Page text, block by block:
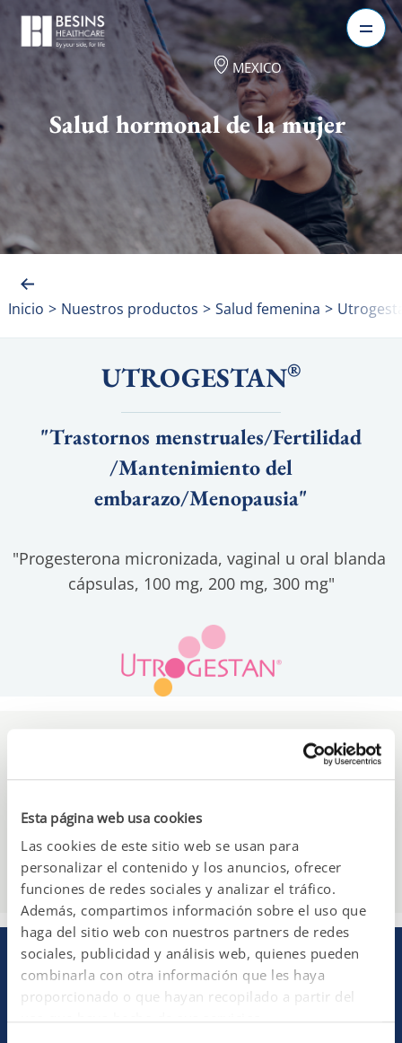
Esta página web usa cookies
Las cookies de este sitio web se usan para
personalizar el contenido y los anuncios, ofrecer
funciones de redes sociales y analizar el tráfico.
Además, compartimos información sobre el uso que
haga del sitio web con nuestros partners de redes
sociales, publicidad y análisis web, quienes pueden
combinarla con otra información que les haya
proporcionado o que hayan recopilado a partir del
MEXICO
Salud hormonal de la mujer
Inicio > Nuestros productos > Salud femenina >
UTROGESTAN®
"Trastornos menstruales/Fertilidad
/Mantenimiento del
embarazo/Menopausia"
"Progesterona micronizada, vaginal u oral blanda
cápsulas, 100 mg, 200 mg, 300 mg"
La información o las indicaciones del
web pueden variar dependiendo de los
sobre indicaciones o información más
Consulte su sitio web local y su
prospecto para pacientes o la
información completa de prescripción.
Encuentra los productos
disponibles en tu país